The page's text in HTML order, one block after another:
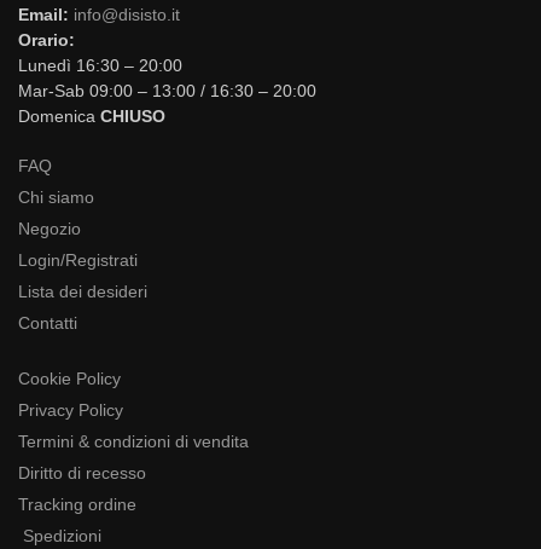
Email: info@disisto.it
Orario:
Lunedì 16:30 – 20:00
Mar-Sab 09:00 – 13:00 / 16:30 – 20:00
Domenica CHIUSO
FAQ
Chi siamo
Negozio
Login/Registrati
Lista dei desideri
Contatti
Cookie Policy
Privacy Policy
Termini & condizioni di vendita
Diritto di recesso
Tracking ordine
Spedizioni